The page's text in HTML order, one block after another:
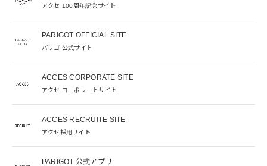
アクセ 100周年記念サイト
PARIGOT OFFICIAL SITE
パリゴ 公式サイト
ACCES CORPORATE SITE
アクセ コーポレートサイト
ACCES RECRUITE SITE
アクセ採用サイト
PARIGOT 公式アプリ